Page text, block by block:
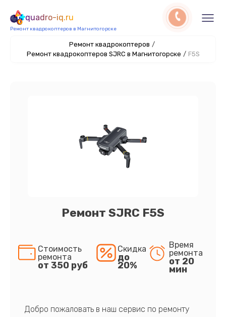
quadro-iq.ru
Ремонт квадрокоптеров в Магнитогорске
Ремонт квадрокоптеров /
Ремонт квадрокоптеров SJRC в Магнитогорске / F5S
Ремонт SJRC F5S
Стоимость
ремонта
от 350 руб
Скидка
до
20%
Время
ремонта
от 20
мин
Добро пожаловать в наш сервис по ремонту